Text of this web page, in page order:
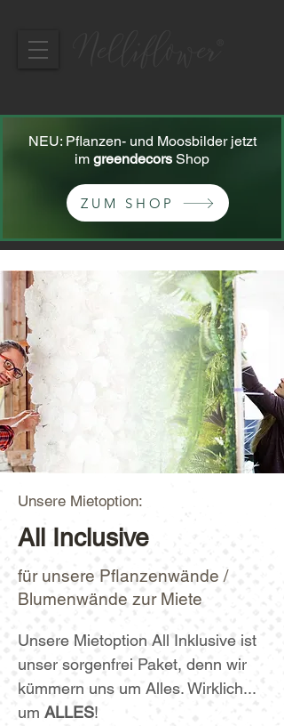
NEU: Pflanzen- und Moosbilder jetzt
im greendecors Shop
ZUM SHOP
Unsere Mietoption:
All Inclusive
für unsere Pflanzenwände /
Blumenwände zur Miete
Unsere Mietoption All Inklusive ist
unser sorgenfrei Paket, denn wir
kümmern uns um Alles. Wirklich...
um ALLES!